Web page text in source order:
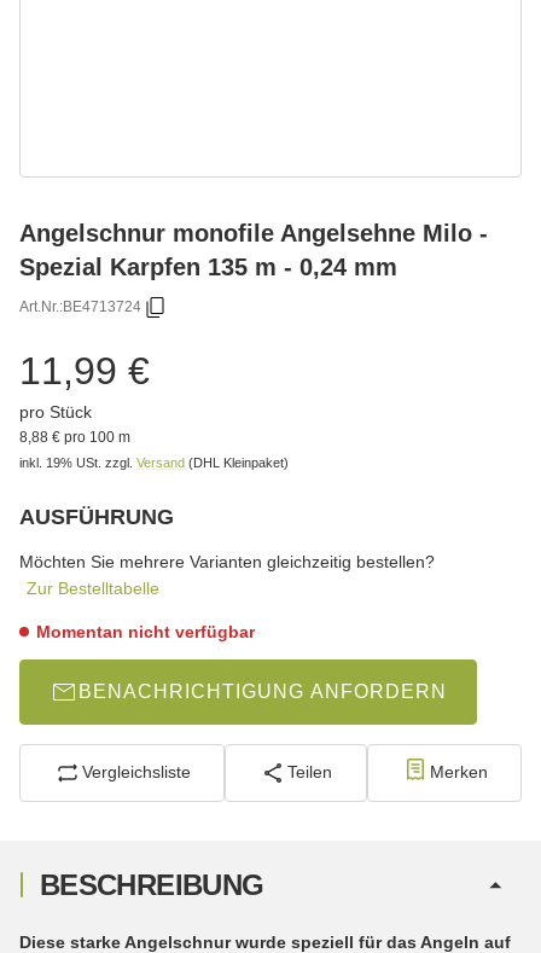
Angelschnur monofile Angelsehne Milo -
Spezial Karpfen 135 m - 0,24 mm
Art.Nr.:BE4713724
11,99 €
pro Stück
8,88 € pro 100 m
inkl. 19% USt. zzgl. Versand (DHL Kleinpaket)
AUSFÜHRUNG
Möchten Sie mehrere Varianten gleichzeitig bestellen?
Zur Bestelltabelle
Momentan nicht verfügbar
BENACHRICHTIGUNG ANFORDERN
Vergleichsliste Teilen Merken
BESCHREIBUNG
Diese starke Angelschnur wurde speziell für das Angeln auf